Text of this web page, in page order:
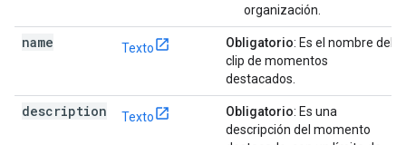
organización.
name Texto Obligatorio: Es el nombre del
clip de momentos
destacados.
description Texto Obligatorio: Es una
descripción del momento